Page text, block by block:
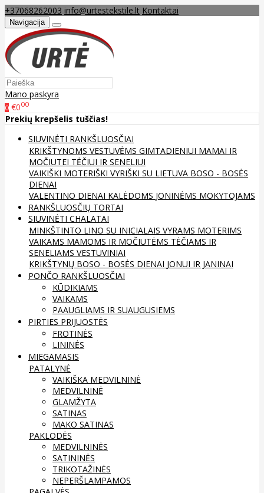
+37068262003 info@urtestekstile.lt Kontaktai
Navigacija
Mano paskyra
0 €000
Prekių krepšelis tuščias!
SIUVINĖTI RANKŠLUOSČIAI
KRIKŠTYNOMS VESTUVĖMS GIMTADIENIUI MAMAI IR
MOČIUTEI TĖČIUI IR SENELIUI
VAIKIŠKI MOTERIŠKI VYRIŠKI SU LIETUVA BOSO - BOSĖS
DIENAI
VALENTINO DIENAI KALĖDOMS JONINĖMS MOKYTOJAMS
RANKŠLUOSČIŲ TORTAI
SIUVINĖTI CHALATAI
MINKŠTINTO LINO SU INICIALAIS VYRAMS MOTERIMS
VAIKAMS MAMOMS IR MOČIUTĖMS TĖČIAMS IR
SENELIAMS VESTUVINIAI
KRIKŠTYNŲ BOSO - BOSĖS DIENAI JONUI IR JANINAI
PONČO RANKŠLUOSČIAI
KŪDIKIAMS
VAIKAMS
PAAUGLIAMS IR SUAUGUSIEMS
PIRTIES PRIJUOSTĖS
FROTINĖS
LININĖS
MIEGAMASIS
PATALYNĖ
VAIKIŠKA MEDVILNINĖ
MEDVILNINĖ
GLAMŽYTA
SATINAS
MAKO SATINAS
PAKLODĖS
MEDVILNINĖS
SATININĖS
TRIKOTAŽINĖS
NEPERŠLAMPAMOS